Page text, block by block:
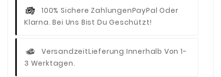
100% Sichere ZahlungenPayPal Oder
Klarna. Bei Uns Bist Du Geschützt!
VersandzeitLieferung Innerhalb Von 1-
3 Werktagen.